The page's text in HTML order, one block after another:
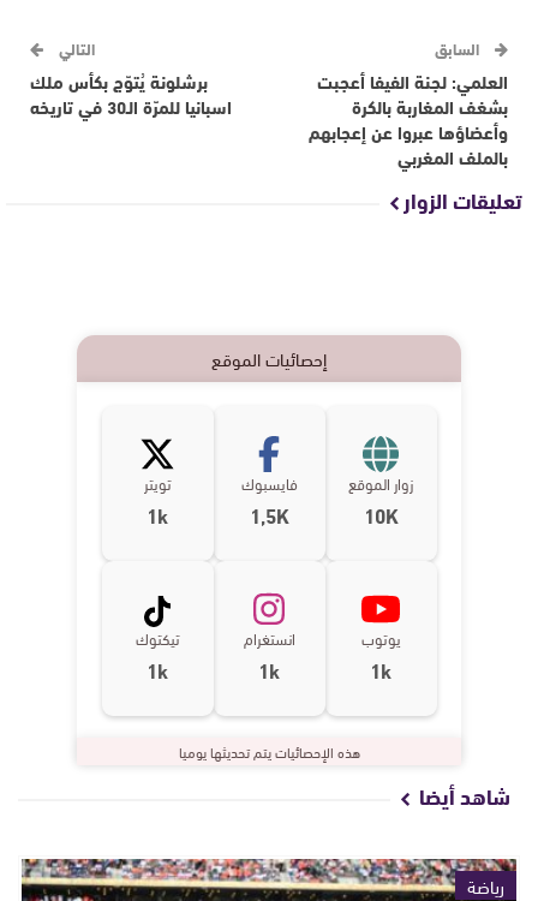
السابق
العلمي: لجنة الفيفا أعجبت
بشغف المغاربة بالكرة
وأعضاؤها عبروا عن إعجابهم
بالملف المغربي
التالي
برشلونة يُتوّج بكأس ملك
اسبانيا للمرّة الـ30 في تاريخه
تعليقات الزوار
إحصائيات الموقع
زوار الموقع
10K
فايسبوك
1,5K
تويتر
1k
يوتوب
1k
انستغرام
1k
تيكتوك
1k
هذه الإحصائيات يتم تحديثها يوميا
شاهد أيضا
رياضة